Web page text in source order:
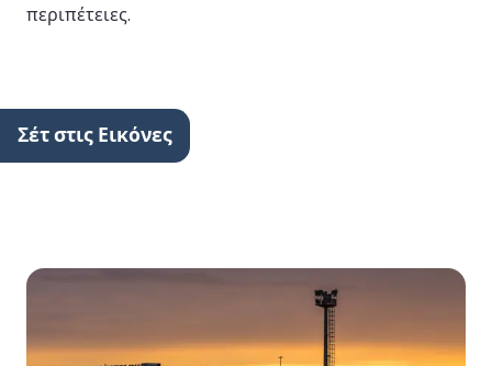
περιπέτειες.
Σέτ στις Εικόνες